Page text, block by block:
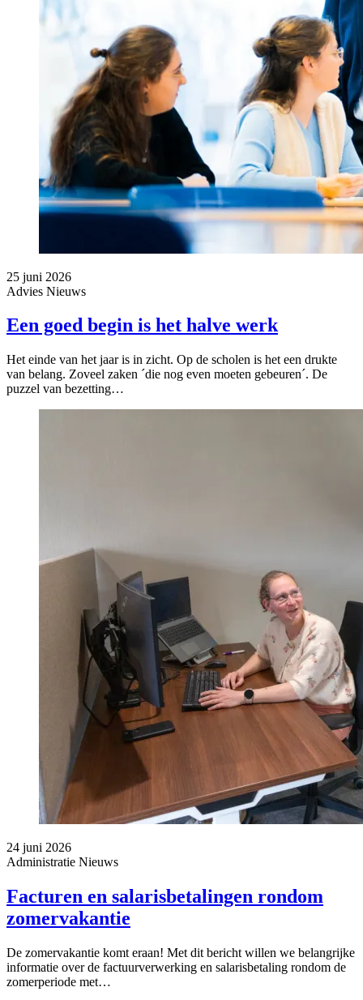
25 juni 2026
Advies Nieuws
Een goed begin is het halve werk
Het einde van het jaar is in zicht. Op de scholen is het een drukte
van belang. Zoveel zaken ´die nog even moeten gebeuren´. De
puzzel van bezetting…
24 juni 2026
Administratie Nieuws
Facturen en salarisbetalingen rondom
zomervakantie
De zomervakantie komt eraan! Met dit bericht willen we belangrijke
informatie over de factuurverwerking en salarisbetaling rondom de
zomerperiode met…